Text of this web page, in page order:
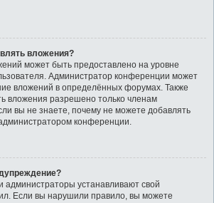
вложения?
может быть предоставлено на уровне
Администратор конференции может
вложений в определённых форумах. Также
вложения разрешено только членам
вы не знаете, почему не можете добавлять
конференции.
администраторы устанавливают свой
Если вы нарушили правило, вы можете